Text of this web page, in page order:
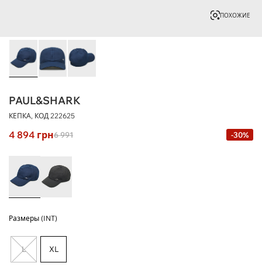
ПОХОЖИЕ
PAUL&SHARK
КЕПКА, КОД 222625
4 894 грн6 991 -30%
Размеры (INT)
L XL